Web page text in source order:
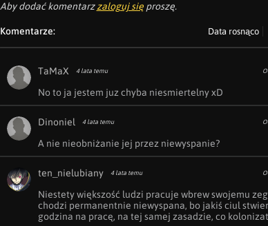
Aby dodać komentarzzaloguj sięproszę.
Komentarze: Data rosnąco
TaMaX 4 lata temu
No to ja jestem juz chyba niesmiertelny xD
Dinoniel 4 lata temu
A nie nieobniżanie jej przez niewyspanie?
ten_nielubiany 4 lata temu
Niestety większość ludzi pracuje wbrew swojemu
chodzi permanentnie niewyspana, bo jakiś ciul
godzina na pracę, na tej samej zasadzie, co